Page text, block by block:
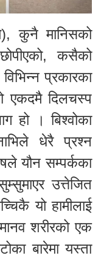
कुनै मानिसको
कसैको
प्रकारका
एकदमै दिलचस्प
हो । बिश्वोका
धेरै प्रश्न
यौन सम्पर्कका
उत्तेजित
यो हामीलाई
शरीरको एक
बारेमा यस्ता